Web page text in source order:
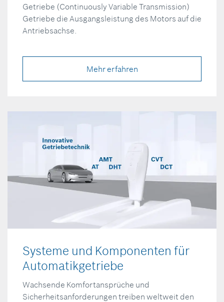
Getriebe (Continuously Variable Transmission)
Getriebe die Ausgangsleistung des Motors auf die
Antriebsachse.
Mehr erfahren
Systeme und Komponenten für
Automatikgetriebe
Wachsende Komfortansprüche und
Sicherheitsanforderungen treiben weltweit den